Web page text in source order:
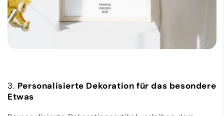
3. Personalisierte Dekoration für das besondere
Etwas